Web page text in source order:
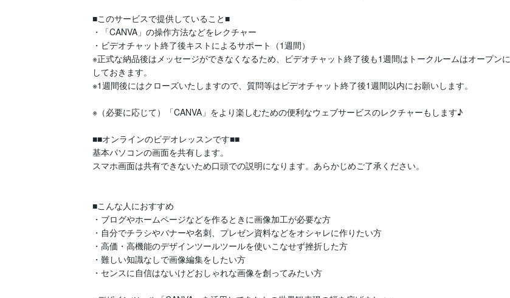
■このサービスで提供していること■
・「CANVA」の操作方法などをレクチャー
・ビデオチャット終了後キストによるサポート（1週間）
※正式な納品後はメッセージができなくなるため、ビデオチャット終了後も1週間はトークルームはオープンに
しておきます。
※1週間後にはクローズいたしますので、質問等はビデオチャット終了後1週間以内にお願いします。
※（必要に応じて）「CANVA」をより楽しむための便利なウェブサービスのレクチャーもします♪
■■オンラインのビデオレッスンです■■
基本パソコンの画面を共有します。
スマホ画面は共有できないため口頭での説明になります。あらかじめご了承ください。
■こんな人におすすめ
・ブログやホームページなどを作るときに画像加工が必要な方
・自分でチラシやバナーや名刺、プレゼン資料などをオシャレに作りたい方
・高価・高機能のデザインツールツールを使いこなせず挫折した方
・難しい知識なしで画像編集をしたい方
・センスに自信はないけどおしゃれな画像を創ってみたい方